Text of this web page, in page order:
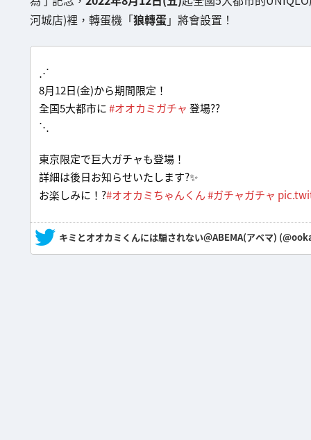
河城店)裡，轉蛋機「狼轉蛋」將會設置！
⋰
8月12日(金)から期間限定！
全国5大都市に#オオカミガチャ 登場??
⋱
東京限定で巨大ガチャも登場！
詳細は後日お知らせいたします?✨
お楽しみに！?#オオカミちゃんくん#ガチャガチャ
— キミとオオカミくんには騙されない＠ABEMA(アベマ)